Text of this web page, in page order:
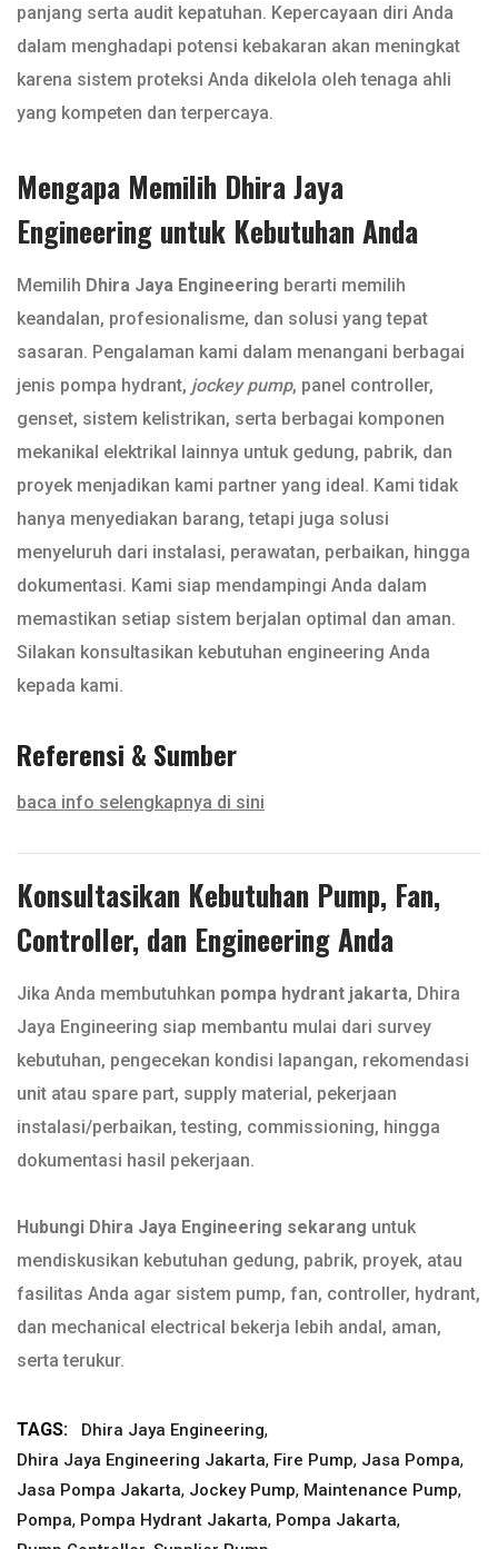
panjang serta audit kepatuhan. Kepercayaan diri Anda
dalam menghadapi potensi kebakaran akan meningkat
karena sistem proteksi Anda dikelola oleh tenaga ahli
yang kompeten dan terpercaya.
Mengapa Memilih Dhira Jaya
Engineering untuk Kebutuhan Anda
Memilih Dhira Jaya Engineering berarti memilih
keandalan, profesionalisme, dan solusi yang tepat
sasaran. Pengalaman kami dalam menangani berbagai
jenis pompa hydrant, jockey pump, panel controller,
genset, sistem kelistrikan, serta berbagai komponen
mekanikal elektrikal lainnya untuk gedung, pabrik, dan
proyek menjadikan kami partner yang ideal. Kami tidak
hanya menyediakan barang, tetapi juga solusi
menyeluruh dari instalasi, perawatan, perbaikan, hingga
dokumentasi. Kami siap mendampingi Anda dalam
memastikan setiap sistem berjalan optimal dan aman.
Silakan konsultasikan kebutuhan engineering Anda
kepada kami.
Referensi & Sumber
baca info selengkapnya di sini
Konsultasikan Kebutuhan Pump, Fan,
Controller, dan Engineering Anda
Jika Anda membutuhkan pompa hydrant jakarta, Dhira
Jaya Engineering siap membantu mulai dari survey
kebutuhan, pengecekan kondisi lapangan, rekomendasi
unit atau spare part, supply material, pekerjaan
instalasi/perbaikan, testing, commissioning, hingga
dokumentasi hasil pekerjaan.
Hubungi Dhira Jaya Engineering sekarang untuk
mendiskusikan kebutuhan gedung, pabrik, proyek, atau
fasilitas Anda agar sistem pump, fan, controller, hydrant,
dan mechanical electrical bekerja lebih andal, aman,
serta terukur.
TAGS: Dhira Jaya Engineering,
Dhira Jaya Engineering Jakarta, Fire Pump, Jasa Pompa,
Jasa Pompa Jakarta, Jockey Pump, Maintenance Pump,
Pompa, Pompa Hydrant Jakarta, Pompa Jakarta,